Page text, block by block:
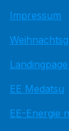
Impressum
EE Medatsu
EE-Energie